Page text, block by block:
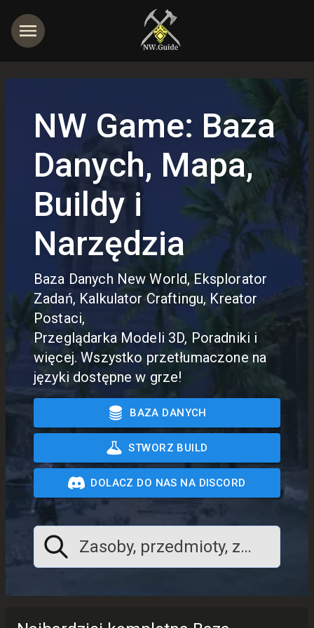
NW Game: Baza
Danych, Mapa,
Buildy i
Narzędzia
Baza Danych New World, Eksplorator
Zadań, Kalkulator Craftingu, Kreator
Postaci,
Przeglądarka Modeli 3D, Poradniki i
więcej. Wszystko przetłumaczone na
języki dostępne w grze!
BAZA DANYCH
STWORZ BUILD
DOLACZ DO NAS NA DISCORD
Zasoby, przedmioty, zadania,